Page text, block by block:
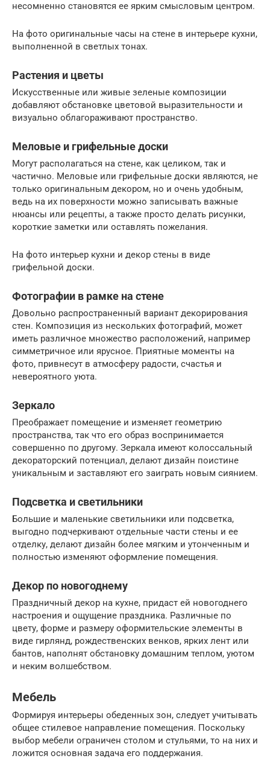
несомненно становятся ее ярким смысловым центром.
На фото оригинальные часы на стене в интерьере кухни,
выполненной в светлых тонах.
Растения и цветы
Искусственные или живые зеленые композиции
добавляют обстановке цветовой выразительности и
визуально облагораживают пространство.
Меловые и грифельные доски
Могут располагаться на стене, как целиком, так и
частично. Меловые или грифельные доски являются, не
только оригинальным декором, но и очень удобным,
ведь на их поверхности можно записывать важные
нюансы или рецепты, а также просто делать рисунки,
короткие заметки или оставлять пожелания.
На фото интерьер кухни и декор стены в виде
грифельной доски.
Фотографии в рамке на стене
Довольно распространенный вариант декорирования
стен. Композиция из нескольких фотографий, может
иметь различное множество расположений, например
симметричное или ярусное. Приятные моменты на
фото, привнесут в атмосферу радости, счастья и
невероятного уюта.
Зеркало
Преображает помещение и изменяет геометрию
пространства, так что его образ воспринимается
совершенно по другому. Зеркала имеют колоссальный
декораторский потенциал, делают дизайн поистине
уникальным и заставляют его заиграть новым сиянием.
Подсветка и светильники
Большие и маленькие светильники или подсветка,
выгодно подчеркивают отдельные части стены и ее
отделку, делают дизайн более мягким и утонченным и
полностью изменяют оформление помещения.
Декор по новогоднему
Праздничный декор на кухне, придаст ей новогоднего
настроения и ощущение праздника. Различные по
цвету, форме и размеру оформительские элементы в
виде гирлянд, рождественских венков, ярких лент или
бантов, наполнят обстановку домашним теплом, уютом
и неким волшебством.
Мебель
Формируя интерьеры обеденных зон, следует учитывать
общее стилевое направление помещения. Поскольку
выбор мебели ограничен столом и стульями, то на них и
ложится основная задача его поддержания.